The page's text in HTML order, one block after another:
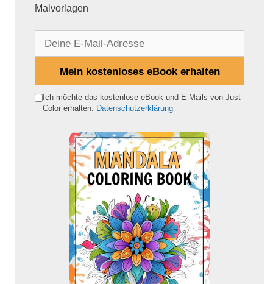
Malvorlagen
e
Mein kostenloses eBook erhalten
Ich möchte das kostenlose eBook und E-Mails von Just
Color erhalten. Datenschutzerklärung